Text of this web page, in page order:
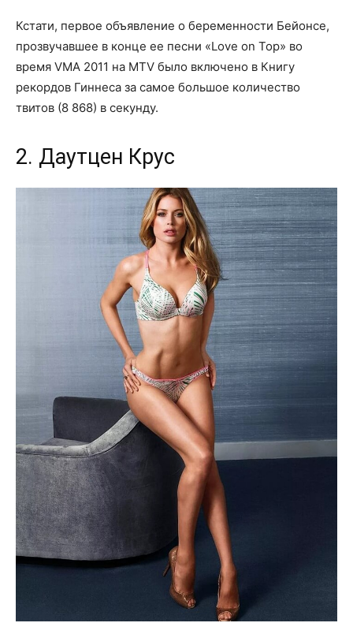
Кстати, первое объявление о беременности Бейонсе,
прозвучавшее в конце ее песни «Love on Top» во
время VMA 2011 на MTV было включено в Книгу
рекордов Гиннеса за самое большое количество
твитов (8 868) в секунду.
2. Даутцен Крус